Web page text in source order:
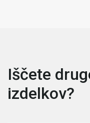
Iščete
izdelkov?